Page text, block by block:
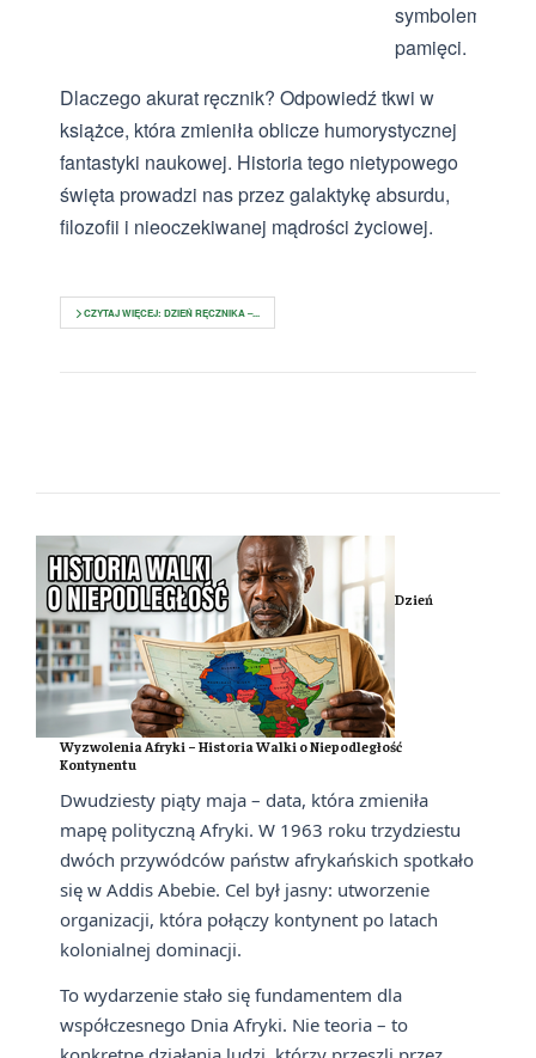
symbolem
pamięci.
Dlaczego akurat ręcznik? Odpowiedź tkwi w
książce, która zmieniła oblicze humorystycznej
fantastyki naukowej. Historia tego nietypowego
święta prowadzi nas przez galaktykę absurdu,
filozofii i nieoczekiwanej mądrości życiowej.
CZYTAJ WIĘCEJ: DZIEŃ RĘCZNIKA –...
Dzień
Wyzwolenia Afryki – Historia Walki o Niepodległość
Kontynentu
Dwudziesty piąty maja – data, która zmieniła
mapę polityczną Afryki. W 1963 roku trzydziestu
dwóch przywódców państw afrykańskich spotkało
się w Addis Abebie. Cel był jasny: utworzenie
organizacji, która połączy kontynent po latach
kolonialnej dominacji.
To wydarzenie stało się fundamentem dla
współczesnego Dnia Afryki. Nie teoria – to